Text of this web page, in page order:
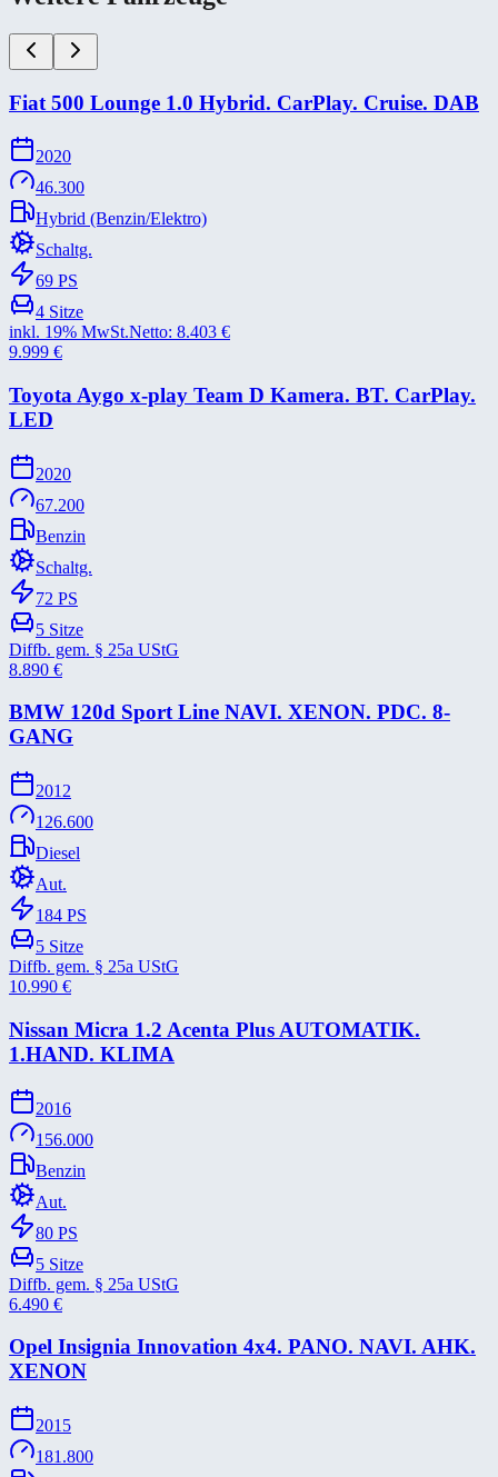
Fiat 500 Lounge 1.0 Hybrid. CarPlay. Cruise. DAB
2020
46.300
Hybrid (Benzin/Elektro)
Schaltg.
69 PS
4 Sitze
inkl. 19% MwSt.Netto: 8.403 €
9.999 €
Toyota Aygo x-​play Team D Kamera. BT. CarPlay.
LED
2020
67.200
Benzin
Schaltg.
72 PS
5 Sitze
Diffb. gem. § 25a UStG
8.890 €
BMW 120d Sport Line NAVI. XENON. PDC. 8-​
GANG
2012
126.600
Diesel
Aut.
184 PS
5 Sitze
Diffb. gem. § 25a UStG
10.990 €
Nissan Micra 1.2 Acenta Plus AUTOMATIK.
1.HAND. KLIMA
2016
156.000
Benzin
Aut.
80 PS
5 Sitze
Diffb. gem. § 25a UStG
6.490 €
Opel Insignia Innovation 4x4. PANO. NAVI. AHK.
XENON
2015
181.800